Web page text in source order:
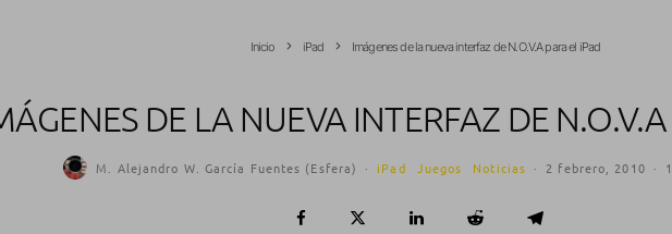
Inicio iPad Imágenes de la nueva interfaz de N.O.V.A para el iPad
DE LA NUEVA INTERFAZ DE
M. Alejandro W. García Fuentes (Esfera) · iPad Juegos Noticias · 2 febrero, 2010 ·